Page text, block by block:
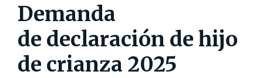
Demanda
de declaración de hijo
de crianza 2025